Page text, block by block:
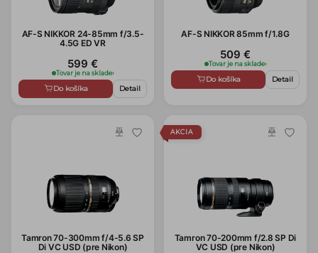
AF-S NIKKOR 24-85mm f/3.5-
4.5G ED VR
599 €
Tovar je na sklade›
Do košíka Detail
AF-S NIKKOR 85mm f/1.8G
509 €
Tovar je na sklade›
Do košíka Detail
Tamron 70-300mm f/4-5.6 SP
Di VC USD (pre Nikon)
AKCIA
Tamron 70-200mm f/2.8 SP Di
VC USD (pre Nikon)